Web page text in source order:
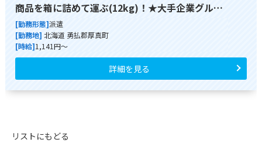
商品を箱に詰めて運ぶ(12kg)！★大手企業グル…
[勤務形態]派遣
[勤務地] 北海道 勇払郡厚真町
[時給]1,141円～
詳細を見る
リストにもどる